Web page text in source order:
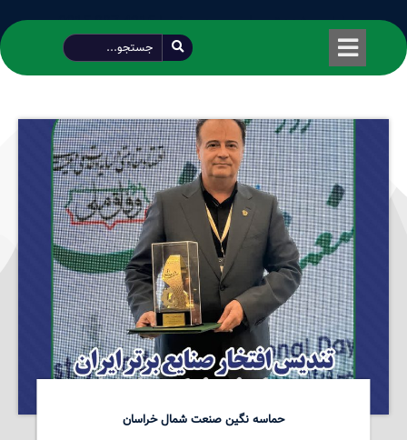
طراحی شده توسط محمود سیفی | 4215 887 0915
حماسه نگین صنعت شمال خراسان